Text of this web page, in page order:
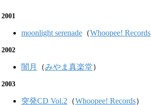
2001
moonlight serenade （Whoopee! Records
2002
闇月 （みやま真楽堂）
2003
突発CD Vol.2 （Whoopee! Records）